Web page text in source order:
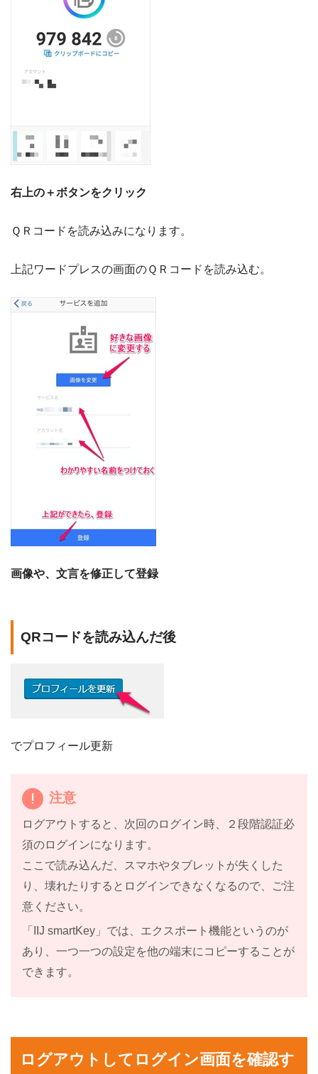
右上の＋ボタンをクリック
ＱＲコードを読み込みになります。
上記ワードプレスの画面のＱＲコードを読み込む。
画像や、文言を修正して登録
QRコードを読み込んだ後
でプロフィール更新
注意
ログアウトすると、次回のログイン時、２段階認証必
須のログインになります。
ここで読み込んだ、スマホやタブレットが失くした
り、壊れたりするとログインできなくなるので、ご注
意ください。
「IIJ smartKey」では、エクスポート機能というのが
あり、一つ一つの設定を他の端末にコピーすることが
できます。
ログアウトしてログイン画面を確認す